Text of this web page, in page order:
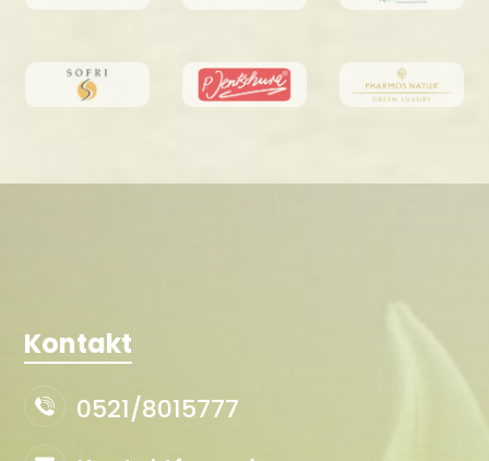
Kontakt
0521/8015777